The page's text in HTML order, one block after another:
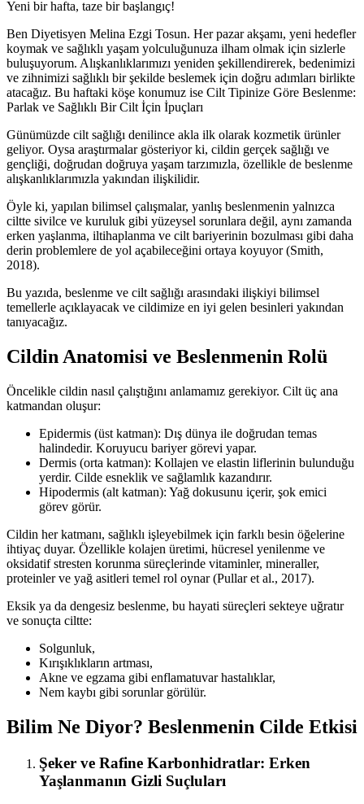
Yeni bir hafta, taze bir başlangıç!
Ben Diyetisyen Melina Ezgi Tosun. Her pazar akşamı, yeni hedefler
koymak ve sağlıklı yaşam yolculuğunuza ilham olmak için sizlerle
buluşuyorum. Alışkanlıklarımızı yeniden şekillendirerek, bedenimizi
ve zihnimizi sağlıklı bir şekilde beslemek için doğru adımları birlikte
atacağız. Bu haftaki köşe konumuz ise Cilt Tipinize Göre Beslenme:
Parlak ve Sağlıklı Bir Cilt İçin İpuçları
Günümüzde cilt sağlığı denilince akla ilk olarak kozmetik ürünler
geliyor. Oysa araştırmalar gösteriyor ki, cildin gerçek sağlığı ve
gençliği, doğrudan doğruya yaşam tarzımızla, özellikle de beslenme
alışkanlıklarımızla yakından ilişkilidir.
Öyle ki, yapılan bilimsel çalışmalar, yanlış beslenmenin yalnızca
ciltte sivilce ve kuruluk gibi yüzeysel sorunlara değil, aynı zamanda
erken yaşlanma, iltihaplanma ve cilt bariyerinin bozulması gibi daha
derin problemlere de yol açabileceğini ortaya koyuyor (Smith,
2018).
Bu yazıda, beslenme ve cilt sağlığı arasındaki ilişkiyi bilimsel
temellerle açıklayacak ve cildimize en iyi gelen besinleri yakından
tanıyacağız.
Cildin Anatomisi ve Beslenmenin Rolü
Öncelikle cildin nasıl çalıştığını anlamamız gerekiyor. Cilt üç ana
katmandan oluşur:
Epidermis (üst katman): Dış dünya ile doğrudan temas
halindedir. Koruyucu bariyer görevi yapar.
Dermis (orta katman): Kollajen ve elastin liflerinin bulunduğu
yerdir. Cilde esneklik ve sağlamlık kazandırır.
Hipodermis (alt katman): Yağ dokusunu içerir, şok emici
görev görür.
Cildin her katmanı, sağlıklı işleyebilmek için farklı besin öğelerine
ihtiyaç duyar. Özellikle kolajen üretimi, hücresel yenilenme ve
oksidatif stresten korunma süreçlerinde vitaminler, mineraller,
proteinler ve yağ asitleri temel rol oynar (Pullar et al., 2017).
Eksik ya da dengesiz beslenme, bu hayati süreçleri sekteye uğratır
ve sonuçta ciltte:
Solgunluk,
Kırışıklıkların artması,
Akne ve egzama gibi enflamatuvar hastalıklar,
Nem kaybı gibi sorunlar görülür.
Bilim Ne Diyor? Beslenmenin Cilde Etkisi
Şeker ve Rafine Karbonhidratlar: Erken
Yaşlanmanın Gizli Suçluları